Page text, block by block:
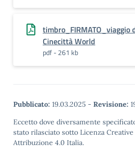
timbro_FIRMATO_viaggio
Cinecittà World
pdf - 261 kb
Pubblicato: 19.03.2025 - Revisione:
Eccetto dove diversamente
stato rilasciato sotto Licenza
Attribuzione 4.0 Italia.